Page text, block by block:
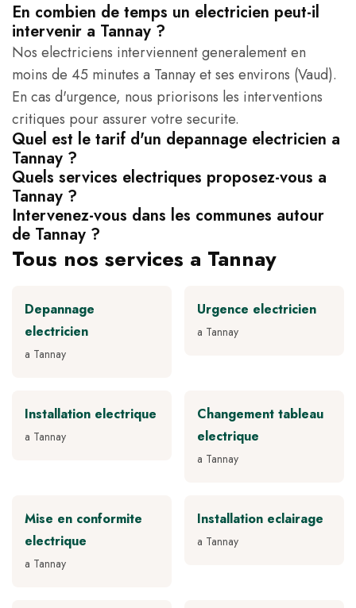
En combien de temps un electricien peut-il
intervenir a Tannay ?
Nos electriciens interviennent generalement en
moins de 45 minutes a Tannay et ses environs (Vaud).
En cas d'urgence, nous priorisons les interventions
critiques pour assurer votre securite.
Quel est le tarif d'un depannage electricien a
Tannay ?
Quels services electriques proposez-vous a
Tannay ?
Intervenez-vous dans les communes autour
de Tannay ?
Tous nos services a Tannay
Depannage
electricien
a Tannay
Urgence electricien
a Tannay
Installation electrique
a Tannay
Changement tableau
electrique
a Tannay
Mise en conformite
electrique
a Tannay
Installation eclairage
a Tannay